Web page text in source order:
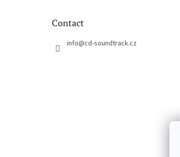
Contact
info@cd-soundtrack.cz